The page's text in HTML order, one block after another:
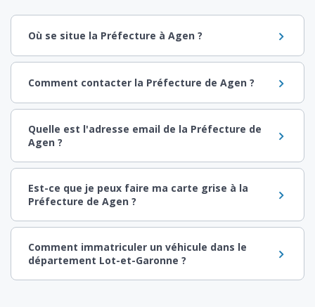
Où se situe la Préfecture à Agen ?
Comment contacter la Préfecture de Agen ?
Quelle est l'adresse email de la Préfecture de
Agen ?
Est-ce que je peux faire ma carte grise à la
Préfecture de Agen ?
Comment immatriculer un véhicule dans le
département Lot-et-Garonne ?